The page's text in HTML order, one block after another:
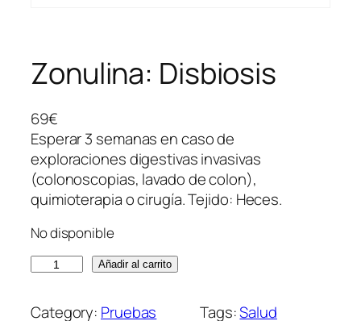
Zonulina: Disbiosis
69€
Esperar 3 semanas en caso de
exploraciones digestivas invasivas
(colonoscopias, lavado de colon),
quimioterapia o cirugía. Tejido: Heces.
No disponible
n
Añadir al carrito
Category: Pruebas
Tags:Salud